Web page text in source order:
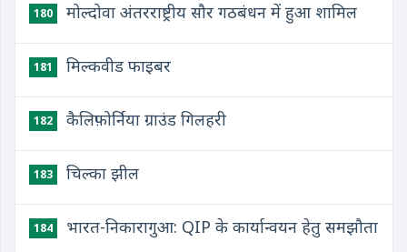
180 मोल्दोवा अंतरराष्ट्रीय सौर गठबंधन में हुआ शामिल
181 मिल्कवीड फाइबर
182 कैलिफ़ोर्निया ग्राउंड गिलहरी
183 चिल्का झील
184 भारत-निकारागुआ: QIP के कार्यान्वयन हेतु समझौता